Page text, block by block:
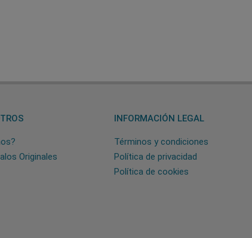
Originales
INFORMACIÓN LEGAL
Términos y condiciones
Política de privacidad
Política de cookies